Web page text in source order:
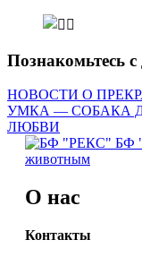
Познакомьтесь
НОВОСТИ О
УМКА — СОБАКА
ЛЮБВИ
БФ
животным
О нас
Контакты